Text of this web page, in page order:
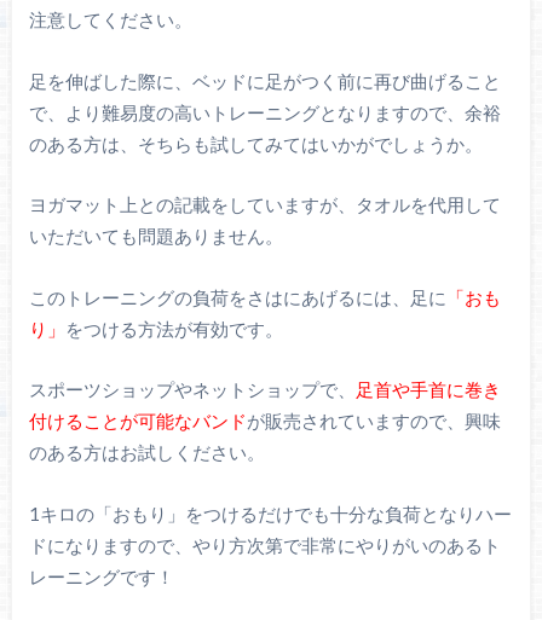
注意してください。
足を伸ばした際に、ベッドに足がつく前に再び曲げること
で、より難易度の高いトレーニングとなりますので、余裕
のある方は、そちらも試してみてはいかがでしょうか。
ヨガマット上との記載をしていますが、タオルを代用して
いただいても問題ありません。
このトレーニングの負荷をさはにあげるには、足に 「おも
り」
をつける方法が有効です。
スポーツショップやネットショップで、
足首や手首に巻き
付けることが可能なバンドが販売されていますので、興味
のある方はお試しください。
1キロの「おもり」をつけるだけでも十分な負荷となりハー
ドになりますので、やり方次第で非常にやりがいのあるト
レーニングです！